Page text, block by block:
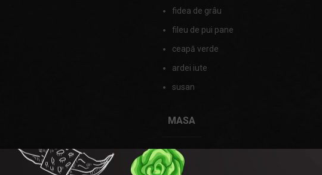
fidea de grâu
fileu de pui pane
ceapă verde
ardei iute
susan
MASA
Categorie: